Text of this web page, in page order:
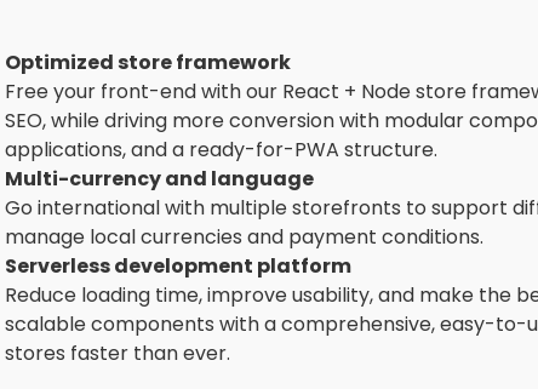
Optimized store framework
Free your front-end with our React + Node store
SEO, while driving more conversion with modular
applications, and a ready-for-PWA structure.
Multi-currency and language
Go international with multiple storefronts to support
manage local currencies and payment conditions.
Serverless development platform
Reduce loading time, improve usability, and make the
scalable components with a comprehensive, easy-to-
stores faster than ever.